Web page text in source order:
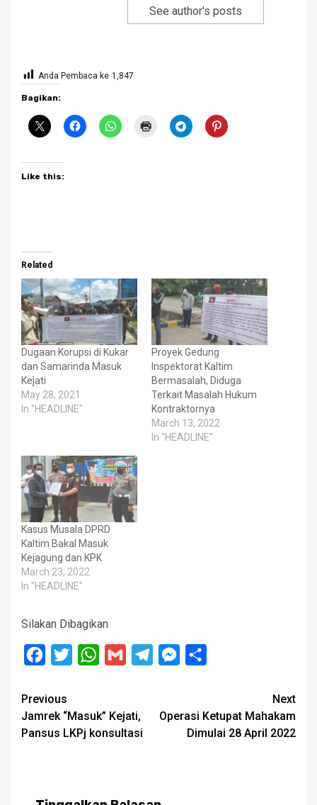
See author's posts
Anda Pembaca ke 1,847
Bagikan:
Like this:
Related
Dugaan Korupsi di Kukar
dan Samarinda Masuk
Kejati
May 28, 2021
In "HEADLINE"
Proyek Gedung
Inspektorat Kaltim
Bermasalah, Diduga
Terkait Masalah Hukum
Kontraktornya
March 13, 2022
In "HEADLINE"
Kasus Musala DPRD
Kaltim Bakal Masuk
Kejagung dan KPK
March 23, 2022
In "HEADLINE"
Silakan Dibagikan
Facebook
Twitter WhatsApp
Gmail TelegramMessenger
Post
navigation
Previous
Jamrek “Masuk” Kejati,
Pansus LKPj konsultasi
Next
Operasi Ketupat Mahakam
Dimulai 28 April 2022